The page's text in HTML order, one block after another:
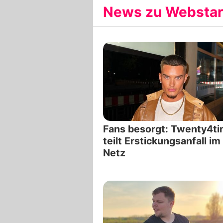
News zu
Fans besorgt:
teilt Erstickungsanfall im
Netz